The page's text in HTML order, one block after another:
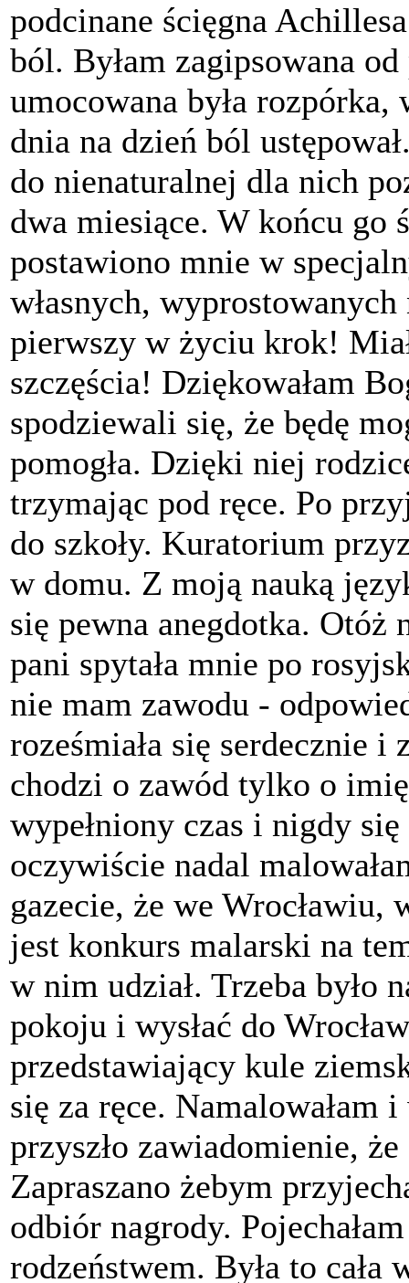
podcinane ścięgna
ból. Byłam zagipsowana
umocowana była
dnia na dzień ból
do nienaturalnej dla nich
dwa miesiące. W końcu
postawiono mnie w
własnych,
pierwszy w życiu krok!
szczęścia! Dziękowałam
spodziewali się, że będę
pomogła. Dzięki niej
trzymając pod ręce. Po
do szkoły. Kuratorium
w domu. Z moją nauką
się pewna anegdotka.
pani spytała mnie po
nie mam zawodu -
roześmiała się serdecznie i
chodzi o zawód tylko o
wypełniony czas i nigdy
oczywiście nadal
gazecie, że we
jest konkurs malarski na
w nim udział. Trzeba było
pokoju i wysłać do
przedstawiający kule
się za ręce. Namalowałam
przyszło zawiadomienie,
Zapraszano żebym
odbiór nagrody.
rodzeństwem. Była to cała